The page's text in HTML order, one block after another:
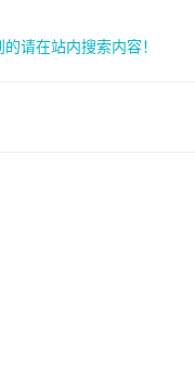
请在站内搜索内容！